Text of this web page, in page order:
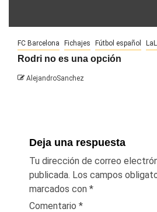
FC Barcelona Fichajes Fútbol español
Rodri no es una opción
AlejandroSanchez
Deja una respuesta
Tu dirección de correo
publicada. Los campos
marcados con *
Comentario *